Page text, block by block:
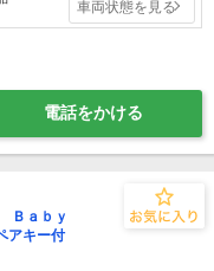
車両状態を見る
電話をかける
Ｂａｂｙ
アキー付